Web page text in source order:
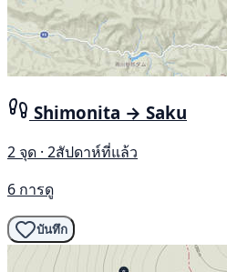
Shimonita → Saku
2 จุด · 2สัปดาห์ที่แล้ว
6 การดู
บันทึก